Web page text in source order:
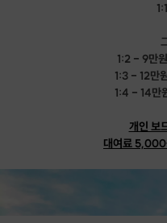
1:2 - 9만
1:3 - 12만
1:4 - 14만
개인 보
대여료 5,000